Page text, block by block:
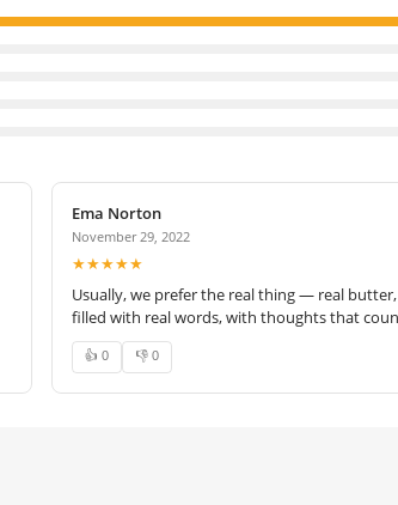
Ema Norton
November 29, 2022
★★★★★
Usually, we prefer the real thing — real
filled with real words, with thoughts that
👍 0 👎 0